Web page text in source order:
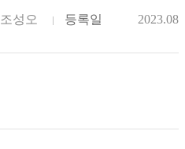
조성오 등록일